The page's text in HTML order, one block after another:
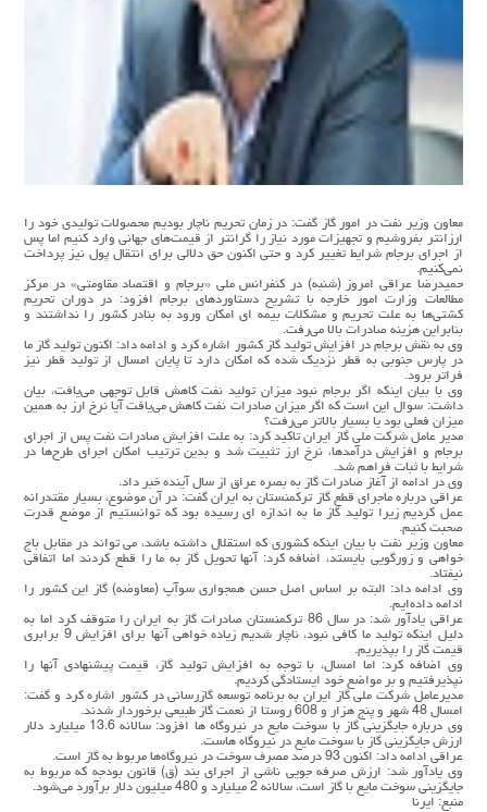
معاون وزیر نفت در امور گاز گفت: در زمان تحریم ناچار بودیم محصولات تولیدی خود را
ارزانتر بفروشیم و تجهیزات مورد نیاز را گرانتر از قیمت‌های جهانی وارد کنیم اما پس
از اجرای برجام شرایط تغییر کرد و حتی اکنون حق دلالی برای انتقال پول نیز پرداخت
نمی‌کنیم.
حمیدرضا عراقی امروز (شنبه) در کنفرانس ملی «برجام و اقتصاد مقاومتی» در مرکز
مطالعات وزارت امور خارجه با تشریح دستاوردهای برجام افزود: در دوران تحریم
کشتی‌ها به علت تحریم و مشکلات بیمه ای امکان ورود به بنادر کشور را نداشتند و
بنابراین هزینه صادرات بالا می‌رفت.
وی به نقش برجام در افزایش تولید گاز کشور اشاره کرد و ادامه داد: اکنون تولید گاز ما
در پارس جنوبی به قطر نزدیک شده که امکان دارد تا پایان امسال از تولید قطر نیز
فراتر برود.
وی با بیان اینکه اگر برجام نبود میزان تولید نفت کاهش قابل توجهی می‌یافت، بیان
داشت: سوال این است که اگر میزان صادرات نفت کاهش می‌یافت آیا نرخ ارز به همین
میزان فعلی بود یا بسیار بالاتر می‌رفت؟
مدیر عامل شرکت ملی گاز ایران تاکید کرد: به علت افزایش صادرات نفت پس از اجرای
برجام و افزایش درآمدها، نرخ ارز تثبیت شد و بدین ترتیب امکان اجرای طرح‌ها در
شرایط با ثبات فراهم شد.
وی در ادامه از آغاز صادرات گاز به بصره عراق از سال آینده خبر داد.
عراقی درباره ماجرای قطع گاز ترکمنستان به ایران گفت: در آن موضوع، بسیار مقتدرانه
عمل کردیم زیرا تولید گاز ما به اندازه ای رسیده بود که توانستیم از موضع قدرت
صحبت کنیم.
معاون وزیر نفت با بیان اینکه کشوری که استقلال داشته باشد، می تواند در مقابل باج
خواهی و زورگویی بایستد، اضافه کرد: آنها تحویل گاز به ما را قطع کردند اما اتفاقی
نیفتاد.
وی ادامه داد: البته بر اساس اصل حسن همجواری سوآپ (معاوضه) گاز این کشور را
ادامه داده‌ایم.
عراقی یادآور شد: در سال 86 ترکمنستان صادرات گاز به ایران را متوقف کرد اما به
دلیل اینکه تولید ما کافی نبود، ناچار شدیم زیاده خواهی آنها برای افزایش 9 برابری
قیمت گاز را بپذیریم.
وی اضافه کرد: اما امسال، با توجه به افزایش تولید گاز، قیمت پیشنهادی آنها را
نپذیرفتیم و بر مواضع خود ایستادگی کردیم.
مدیرعامل شرکت ملی گاز ایران به برنامه توسعه گازرسانی در کشور اشاره کرد و گفت:
امسال 48 شهر و پنج هزار و 608 روستا از نعمت گاز طبیعی برخوردار شدند.
وی درباره جایگزینی گاز با سوخت مایع در نیروگاه ها افزود: سالانه 13.6 میلیارد دلار
ارزش جایگزینی گاز با سوخت مایع در نیروگاه هاست.
عراقی ادامه داد: اکنون 93 درصد مصرف سوخت در نیروگاه‌ها مربوط به گاز است.
وی یادآور شد: ارزش صرفه جویی ناشی از اجرای بند (ق) قانون بودجه که مربوط به
جایگزینی سوخت مایع با گاز است، سالانه 2 میلیارد و 480 میلیون دلار برآورد می‌شود.
منبع: ایرنا